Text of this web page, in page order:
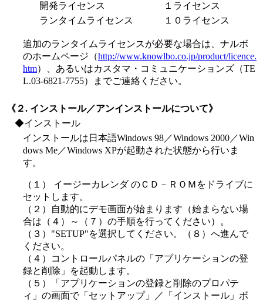
開発ライセンス
１ライセンス
ランタイムライセンス
１０ライセンス
追加のランタイムライセンスが必要な場合は、ナルボ
のホームページ（http://www.knowlbo.co.jp/product/licence.
htm）、あるいはカスタマ・コミュニケーションズ（TE
L.03-6821-7755）までご連絡ください。
《２. インストール／アンインストールについて》
◆インストール
インストールは日本語Windows 98／Windows 2000／Win
dows Me／Windows XPが起動された状態から行いま
す。
（１） イージーカレンダ のＣＤ－ＲＯＭをドライブに
セットします。
（２）自動的にデモ画面が始まります（始まらない場
合は（４）～（７）の手順を行ってください）。
（３）"SETUP"を選択してください。（８）へ進んで
ください。
（４）コントロールパネルの「アプリケーションの登
録と削除」を起動します。
（５）「アプリケーションの登録と削除のプロパテ
ィ」の画面で「セットアップ」／「インストール」ボ